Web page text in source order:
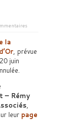
la
, prévue
juin
– Rémy
,
leur page